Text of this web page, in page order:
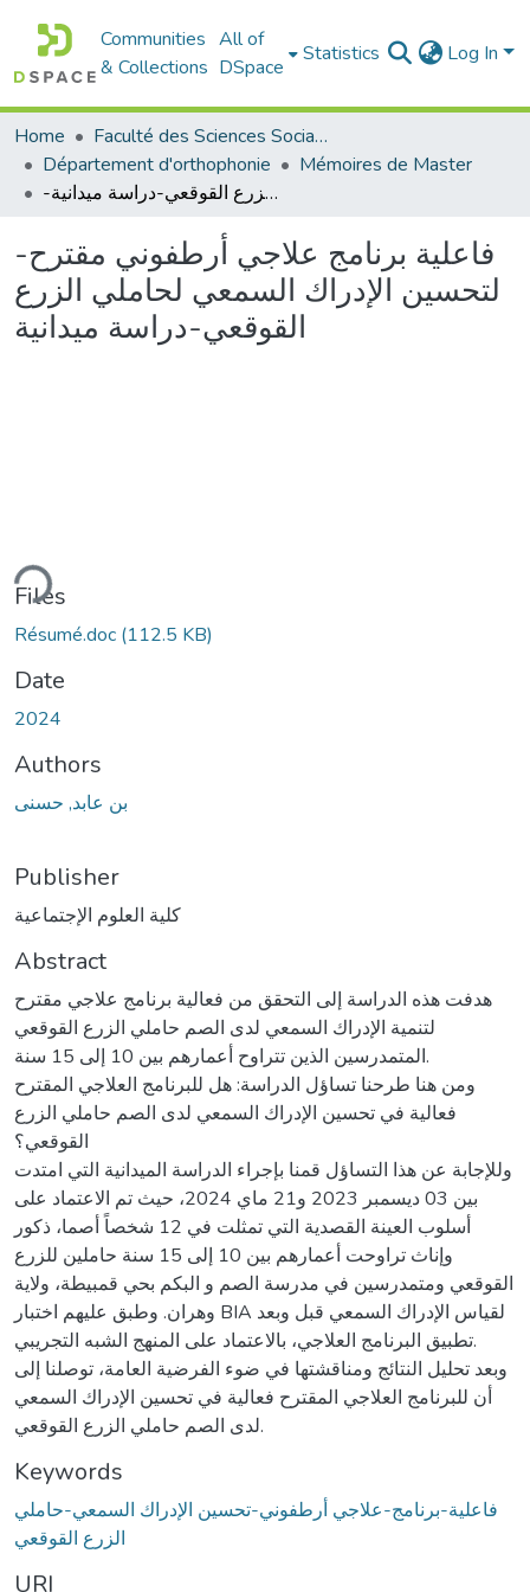
Communities
& Collections
All of
DSpace
Statistics Log In
Home
Faculté des Sciences Sociales
Département d'orthophonie
Mémoires de Master
-فاعلية برنامج علاجي أرطفوني مقترح لتحسين الإدراك السمعي لحاملي الزرع القوقعي-دراسة ميدانية
-فاعلية برنامج علاجي أرطفوني مقترح
لتحسين الإدراك السمعي لحاملي الزرع
القوقعي-دراسة ميدانية
Files
Résumé.doc (112.5 KB)
Date
2024
Authors
بن عابد, حسنى
Publisher
كلية العلوم الإجتماعية
Abstract
هدفت هذه الدراسة إلى التحقق من فعالية برنامج علاجي مقترح
لتنمية الإدراك السمعي لدى الصم حاملي الزرع القوقعي
المتمدرسين الذين تتراوح أعمارهم بين 10 إلى 15 سنة.
ومن هنا طرحنا تساؤل الدراسة: هل للبرنامج العلاجي المقترح
فعالية في تحسين الإدراك السمعي لدى الصم حاملي الزرع
القوقعي؟
وللإجابة عن هذا التساؤل قمنا بإجراء الدراسة الميدانية التي امتدت
بين 03 ديسمبر 2023 و21 ماي 2024، حيث تم الاعتماد على
أسلوب العينة القصدية التي تمثلت في 12 شخصاً أصما، ذكور
وإناث تراوحت أعمارهم بين 10 إلى 15 سنة حاملين للزرع
القوقعي ومتمدرسين في مدرسة الصم و البكم بحي قمبيطة، ولاية
وهران. وطبق عليهم اختبار BIA لقياس الإدراك السمعي قبل وبعد
تطبيق البرنامج العلاجي، بالاعتماد على المنهج الشبه التجريبي.
وبعد تحليل النتائج ومناقشتها في ضوء الفرضية العامة، توصلنا إلى
أن للبرنامج العلاجي المقترح فعالية في تحسين الإدراك السمعي
لدى الصم حاملي الزرع القوقعي.
Keywords
فاعلية-برنامج-علاجي أرطفوني-تحسين الإدراك السمعي-حاملي
الزرع القوقعي
URI